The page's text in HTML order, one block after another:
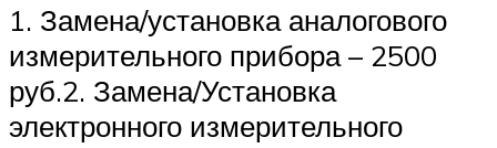
1. Замена/установка аналогового
измерительного прибора – 2500
руб.2. Замена/Установка
электронного измерительного